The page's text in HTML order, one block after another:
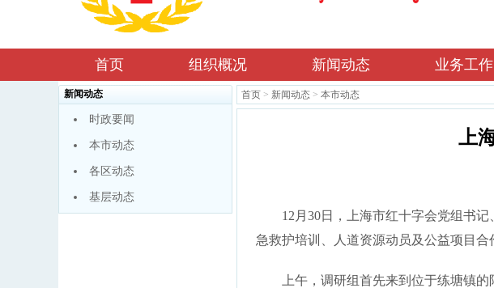
首页 组织概况 新闻动态 业务工作
新闻动态
时政要闻
本市动态
各区动态
基层动态
首页 > 新闻动态 > 本市动态
上
12月30日，上海市红十字会党组书
急救护培训、人道资源动员及公益项目
上午，调研组首先来到位于练塘镇